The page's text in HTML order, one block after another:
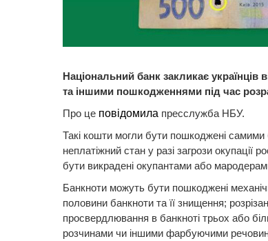
Національний банк закликає українців
та іншими пошкодженнями під час
Про це повідомила пресслужба НБУ.
Такі кошти могли бути пошкоджені
неплатіжний стан у разі загрози окупації
бути викрадені окупантами або
Банкноти можуть бути пошкоджені
половини банкноти та її знищення;
просвердлювання в банкноті трьох або
розчинами чи іншими фарбуючими